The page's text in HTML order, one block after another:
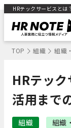
HRテックサービスとは
TOP 組織 組織
HRテッ
活用まで
組織 組織